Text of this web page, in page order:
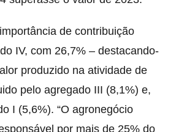
de contribuição
IV, com 26,7% – destacando-
produzido na atividade de
pelo agregado III (8,1%) e,
I (5,6%). “O agronegócio
por mais de 25% do